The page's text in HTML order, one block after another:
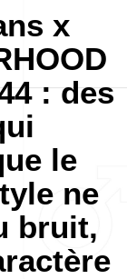
x
: des
le
ne
bruit,